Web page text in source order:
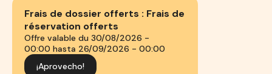
Frais de dossier offerts : Frais de
réservation offerts
Offre valable du 30/08/2026 -
00:00 hasta 26/09/2026 - 00:00
¡aprovecho!